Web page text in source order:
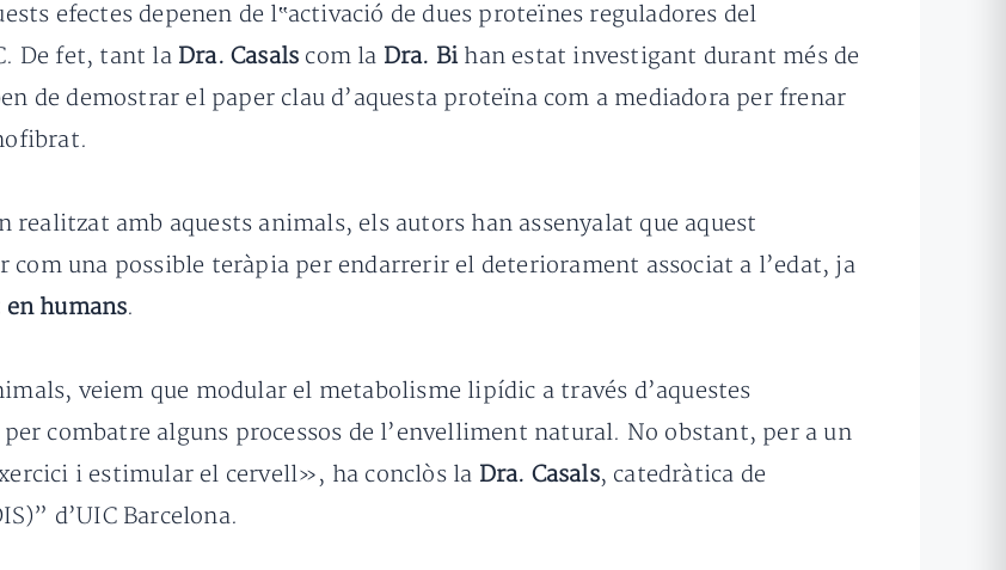
efectes depenen de l‟activació de dues proteïnes reguladores del
De fet, tant la Dra. Casals com la Dra. Bihan estat investigant durant més de
de demostrar el paper clau d’aquesta proteïna com a mediadora per frenar
realitzat amb aquests animals, els autors han assenyalat que aquest
una possible teràpia per endarrerir el deteriorament associat a l’edat, ja
humans.
veiem que modular el metabolisme lipídic a través d’aquestes
combatre alguns processos de l’envelliment natural. No obstant, per a un
i estimular el cervell», ha conclòs la Dra. Casals, catedràtica de
d’UIC Barcelona.